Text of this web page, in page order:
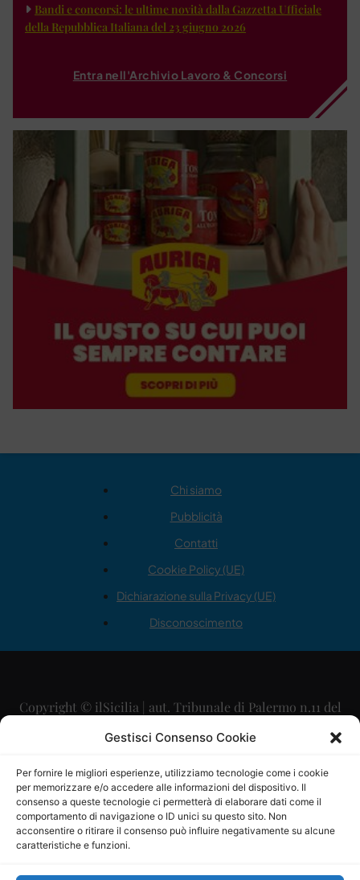
Gestisci Consenso Cookie
Per fornire le migliori esperienze, utilizziamo tecnologie come i cookie
per memorizzare e/o accedere alle informazioni del dispositivo. Il
consenso a queste tecnologie ci permetterà di elaborare dati come il
comportamento di navigazione o ID unici su questo sito. Non
acconsentire o ritirare il consenso può influire negativamente su alcune
caratteristiche e funzioni.
Bandi e concorsi: le ultime novità dalla Gazzetta Ufficiale
della Repubblica Italiana del 23 giugno 2026
Entra nell'Archivio Lavoro & Concorsi
Chi siamo
Pubblicità
Contatti
Cookie Policy (UE)
Dichiarazione sulla Privacy (UE)
Disconoscimento
Copyright © ilSicilia | aut. Tribunale di Palermo n.11 del
29/09/2015
Direttore Editoriale: Maurizio Scaglione
Direttore Responsabile: Maria Calabrese